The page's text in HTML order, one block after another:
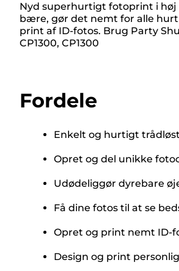
Nyd superhurtigt fotoprint i høj
bære, gør det nemt for alle
print af ID-fotos. Brug Party
CP1300, CP1300
Fordele
Enkelt og hurtigt
Opret og del unikke
Udødeliggør dyrebare
Få dine fotos til at se
Opret og print nemt ID-
Design og print